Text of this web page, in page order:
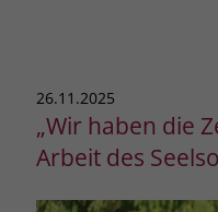
26.11.2025
„Wir haben die
Arbeit des